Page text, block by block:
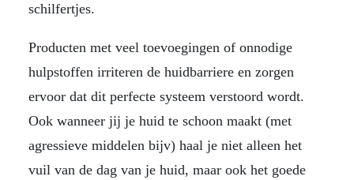
schilfertjes.
Producten met veel toevoegingen of onnodige
hulpstoffen irriteren de huidbarriere en zorgen
ervoor dat dit perfecte systeem verstoord wordt.
Ook wanneer jij je huid te schoon maakt (met
agressieve middelen bijv) haal je niet alleen het
vuil van de dag van je huid, maar ook het goede